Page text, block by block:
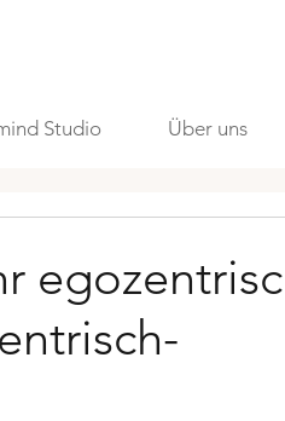
Studio Über uns